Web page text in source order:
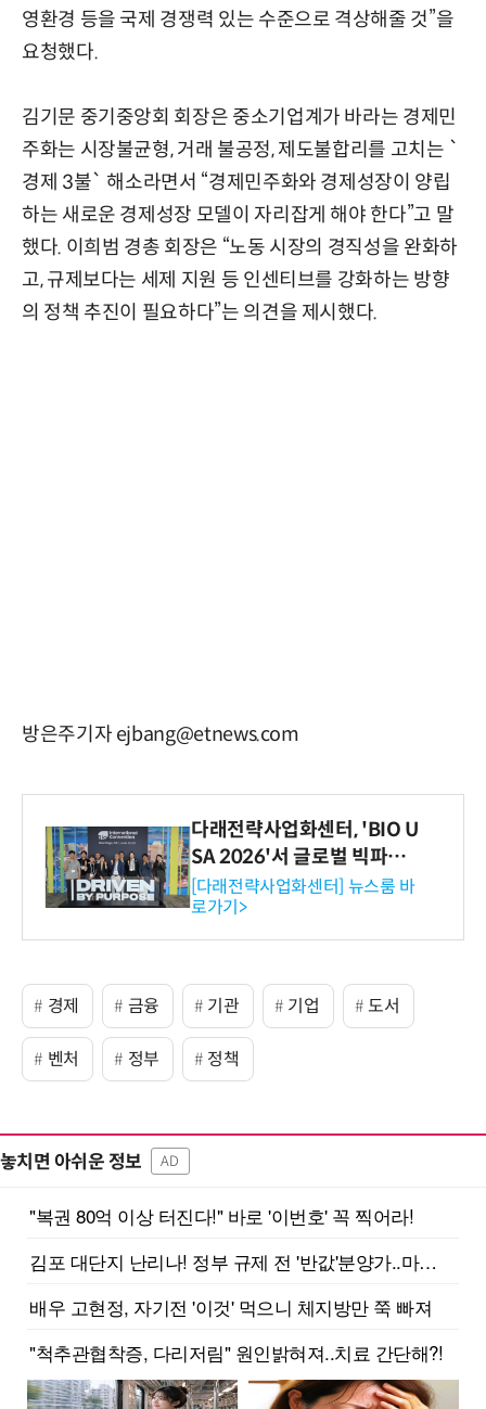
영환경 등을 국제 경쟁력 있는 수준으로 격상해줄 것”을
요청했다.
김기문 중기중앙회 회장은 중소기업계가 바라는 경제민
주화는 시장불균형, 거래 불공정, 제도불합리를 고치는 `
경제 3불` 해소라면서 “경제민주화와 경제성장이 양립
하는 새로운 경제성장 모델이 자리잡게 해야 한다”고 말
했다. 이희범 경총 회장은 “노동 시장의 경직성을 완화하
고, 규제보다는 세제 지원 등 인센티브를 강화하는 방향
의 정책 추진이 필요하다”는 의견을 제시했다.
방은주기자 ejbang@etnews.com
다래전략사업화센터, 'BIO U
SA 2026'서 글로벌 빅파마
와의 비즈니스 미팅 지원…K
-바이오 해외 진출 교두보 확
보
[다래전략사업화센터] 뉴스룸 바
로가기>
경제 금융 기관 기업 도서
벤처 정부 정책
놓치면 아쉬운 정보 AD